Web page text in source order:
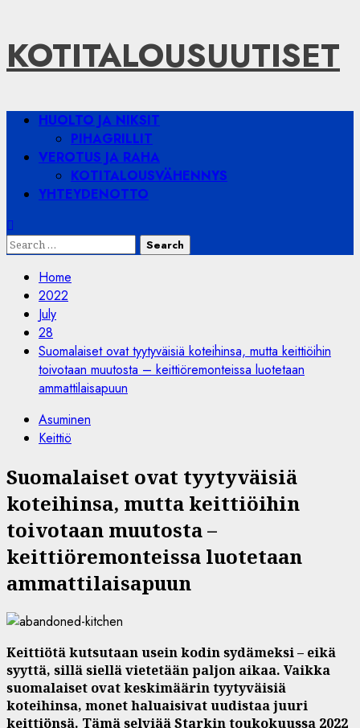
Skip
to
content
KOTITALOUSUUTISET
PrimaryHUOLTO JA NIKSIT
PIHAGRILLIT
VEROTUS JA RAHA
KOTITALOUSVÄHENNYS
YHTEYDENOTTO
Search
Home
2022
July
28
Suomalaiset ovat tyytyväisiä koteihinsa, mutta keittiöihin
toivotaan muutosta – keittiöremonteissa luotetaan
ammattilaisapuun
Asuminen
Keittiö
Suomalaiset ovat tyytyväisiä
koteihinsa, mutta keittiöihin
toivotaan muutosta –
keittiöremonteissa luotetaan
ammattilaisapuun
Keittiötä kutsutaan usein kodin sydämeksi – eikä
syyttä, sillä siellä vietetään paljon aikaa. Vaikka
suomalaiset ovat keskimäärin tyytyväisiä
koteihinsa, monet haluaisivat uudistaa juuri
keittiönsä. Tämä selviää Starkin toukokuussa 2022